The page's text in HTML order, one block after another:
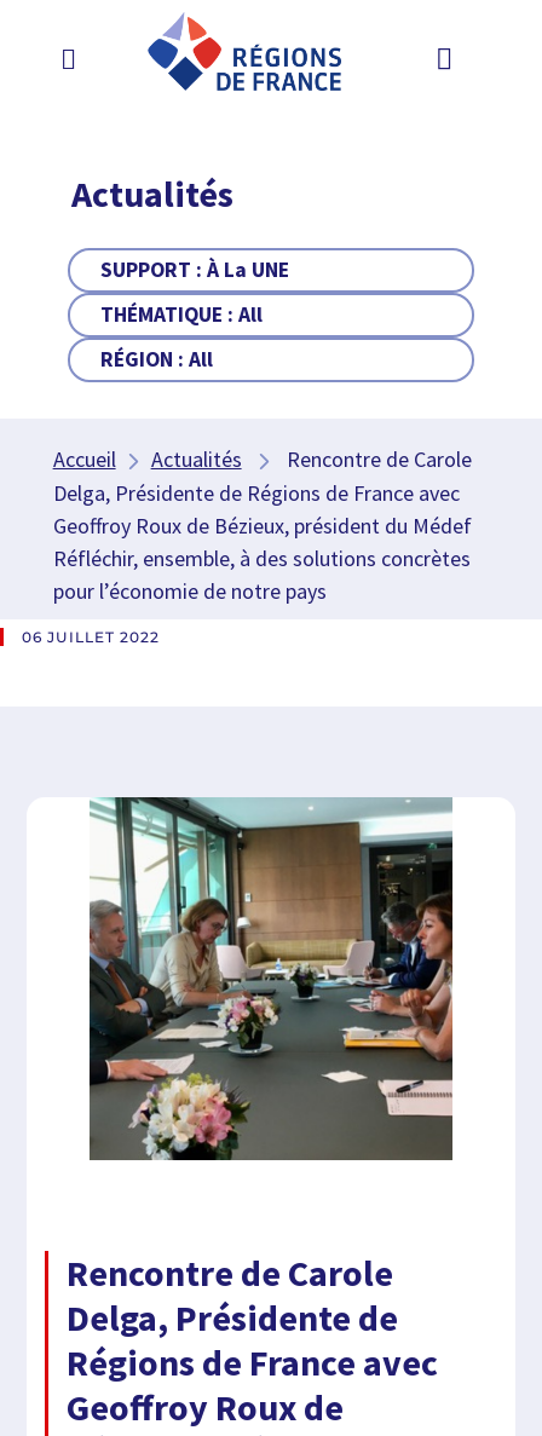
Actualités
SUPPORT :À La UNE
THÉMATIQUE :All
RÉGION :All
Accueil Actualités
Rencontre de Carole
Delga, Présidente de Régions de France avec
Geoffroy Roux de Bézieux, président du Médef
Réfléchir, ensemble, à des solutions concrètes
pour l’économie de notre pays
06 JUILLET 2022
Rencontre de Carole
Delga, Présidente de
Régions de France avec
Geoffroy Roux de